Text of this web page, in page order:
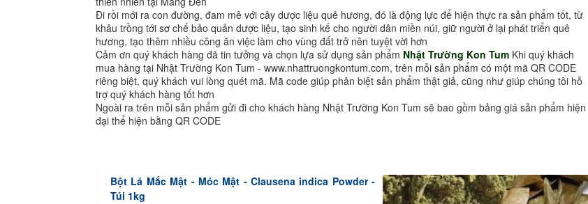
Đi rồi mới ra con đường, đam mê với cây dược liệu quê hương, đó là động lực để hiện thực ra sản phẩm tốt, từ
khâu trồng tới sơ chế bảo quản dược liệu, tạo sinh kế cho người dân miền núi, giữ người ở lại phát triển quê
hương, tạo thêm nhiều công ăn việc làm cho vùng đất trở nên tuyệt vời hơn
Cảm ơn quý khách hàng đã tin tưởng và chọn lựa sử dụng sản phẩm Nhật Trường Kon Tum Khi quý khách
mua hàng tại Nhật Trường Kon Tum - www.nhattruongkontum.com, trên mỗi sản phẩm có một mã QR CODE
riêng biệt, quý khách vui lòng quét mã. Mã code giúp phân biệt sản phẩm thật giả, cũng như giúp chúng tôi hỗ
trợ quý khách hàng tốt hơn
Ngoài ra trên mỗi sản phẩm gửi đi cho khách hàng Nhật Trường Kon Tum sẽ bao gồm bảng giá sản phẩm hiện
đại thể hiện bằng QR CODE
Bột Lá Mắc Mật - Móc Mật - Clausena indica Powder -
Túi 1kg